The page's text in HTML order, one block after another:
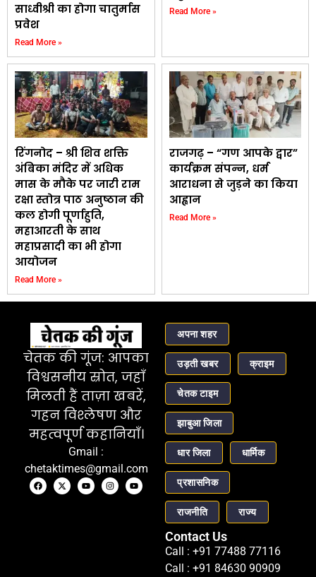
साध्वीश्री का होगा चातुर्मास
प्रवेश
Read More »
Read More »
रिंगनोद – श्री शिव शक्ति
अंबिका मंदिर में अधिक
मास के मौके पर जारी राम
रक्षा स्तोत्र पाठ अनुष्ठान की
कल होगी पूर्णाहुति,
महाआरती के साथ
महाप्रसादी का भी होगा
आयोजन
Read More »
राजगढ़ – “गण आपके द्वार”
कार्यक्रम संपन्न, धर्म
आराधना से जुड़ने का किया
आह्वान
Read More »
चेतक की गूंज: आपका
विश्वसनीय स्रोत, जहाँ
मिलती हैं ताज़ा खबरें,
गहन विश्लेषण और
महत्वपूर्ण कहानियाँ।
Gmail :
chetaktimes@gmail.com
अपना शहर
उड़ती खबर क्राइम
चेतक टाइम
झाबुआ जिला
धार जिला धार्मिक
प्रशासनिक
राजनीति राज्य
Contact Us
Call : +91 77488 77116
Call : +91 84630 90909